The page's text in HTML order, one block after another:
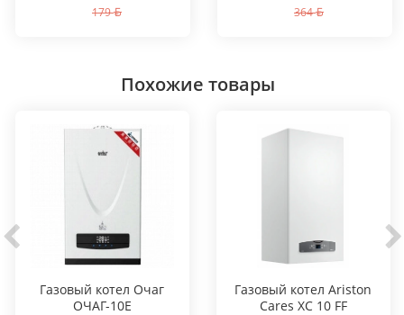
179 364
Похожие товары
Газовый котел Очаг
ОЧАГ-10E
Газовый котел Ariston
Cares XC 10 FF